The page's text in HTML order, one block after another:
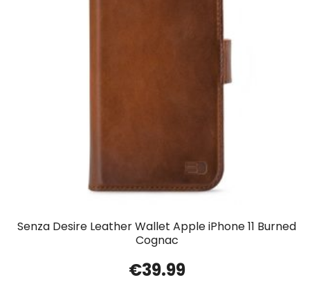
Senza Desire Leather Wallet Apple iPhone 11 Burned
Cognac
€39.99